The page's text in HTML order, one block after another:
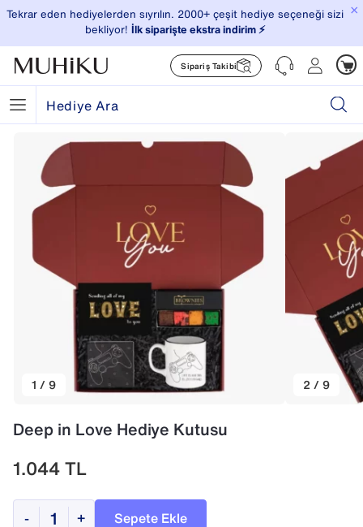
×
Tekrar eden hediyelerden sıyrılın. 2000+ çeşit hediye seçeneği sizi
bekliyor! İlk siparişte ekstra indirim ⚡️
Sipariş Takibi
1 / 9 2 / 9
Deep in Love Hediye Kutusu
1.044TL
- + Sepete Ekle